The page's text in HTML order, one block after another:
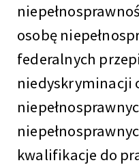
osobę
federalnych
niedyskryminacji
kwalifikacje do